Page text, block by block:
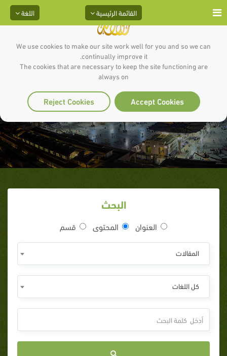
We use cookies to make our site work well for you and so we can
continually improve it.
The cookies that are necessary to keep the site functioning are
always on
Accept Cookies
Reject Cookies
اللغة القائمة الرئيسية
آداب الصوم
البحث
العنوان المحتوى قسم
المقالات
كل اللغات